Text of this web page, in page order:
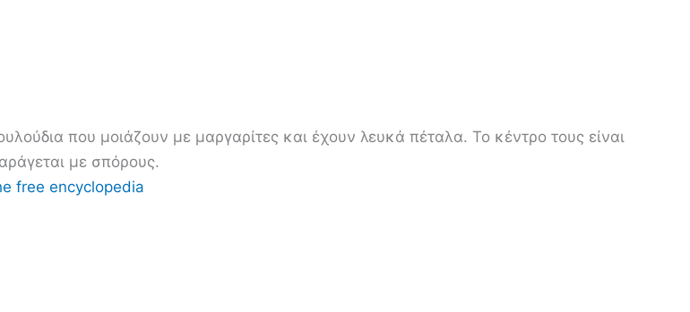
που μοιάζουν με μαργαρίτες και έχουν λευκά πέταλα. Το κέντρο τους είναι
με σπόρους.
free encyclopedia